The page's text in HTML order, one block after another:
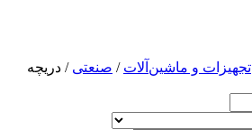
تجهیزات و ماشین‌آلات/ صنعتی / دریچه